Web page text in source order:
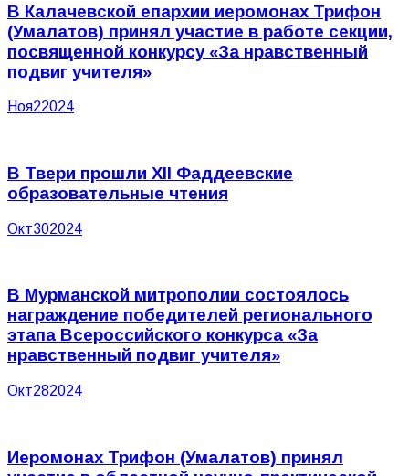
В Калачевской епархии иеромонах Трифон
(Умалатов) принял участие в работе секции,
посвященной конкурсу «За нравственный
подвиг учителя»
Ноя22024
В Твери прошли XII Фаддеевские
образовательные чтения
Окт302024
В Мурманской митрополии состоялось
награждение победителей регионального
этапа Всероссийского конкурса «За
нравственный подвиг учителя»
Окт282024
Иеромонах Трифон (Умалатов) принял